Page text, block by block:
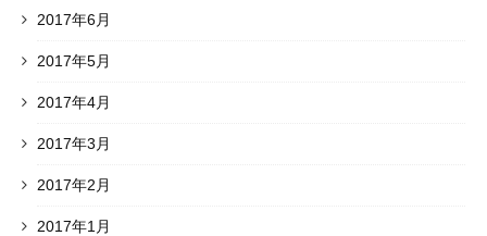
2017年6月
2017年5月
2017年4月
2017年3月
2017年2月
2017年1月